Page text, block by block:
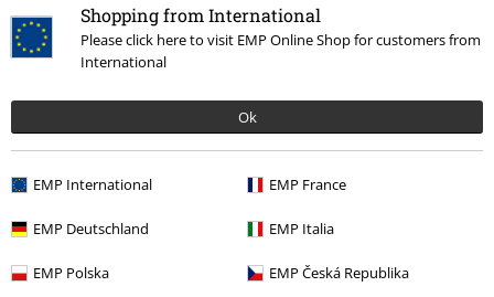
Shopping from International
Please click here to visit EMP Online Shop for customers from
International
Ok
EMP International EMP France
EMP Deutschland EMP Italia
EMP Polska EMP Česká Republika
Senast besökt